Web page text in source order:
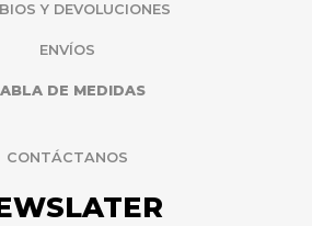
Y DEVOLUCIONES
ENVÍOS
DE MEDIDAS
CONTÁCTANOS